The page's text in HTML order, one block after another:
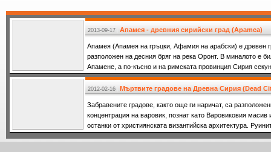
2013-09-17 Апамея - древния сирийски град (Apamea)
Апамея (Апамея на гръцки, Афамия на арабски) е древен
разположен на десния бряг на река Оронт. В миналото е
Апамене, а по-късно и на римската провинция Сирия
2012-02-16 Мъртвите градове на Древна Сирия (Dead
Забравените градове, както още ги наричат, са
концентрация на варовик, познат като Варовиковия
останки от християнската византийска архитектура.